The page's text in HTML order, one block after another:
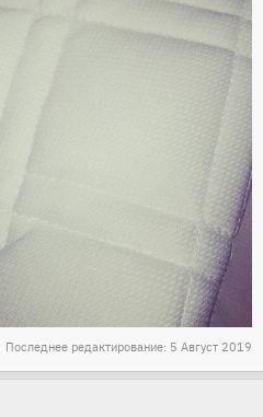
Последнее редактирование: 5 Август 2019